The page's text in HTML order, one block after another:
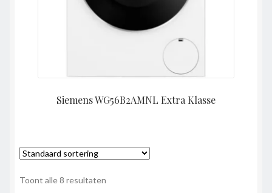
Siemens WG56B2AMNL Extra Klasse
Toont alle 8 resultaten